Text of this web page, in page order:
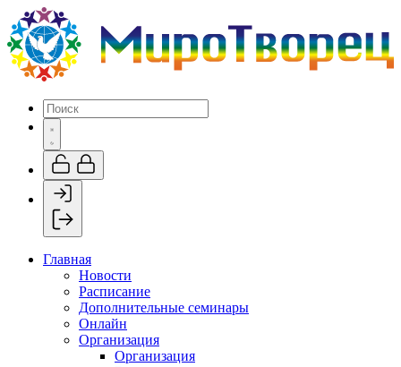
Главная
Новости
Расписание
Дополнительные семинары
Онлайн
Организация
Организация